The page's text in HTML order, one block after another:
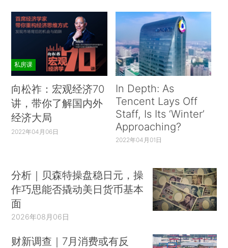
私房课
向松祚：宏观经济70
讲，带你了解国内外
经济大局
2022年04月06日
In Depth: As
Tencent Lays Off
Staff, Is Its ‘Winter’
Approaching?
2022年04月01日
分析｜贝森特操盘稳日元，操
作巧思能否撬动美日货币基本
面
2026年08月06日
财新调查｜7月消费或有反